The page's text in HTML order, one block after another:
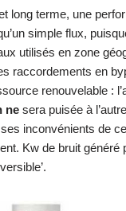
long terme, une
simple flux,
utilisés en zone
raccordements en
renouvelable :
ne sera puisée à
inconvénients de
Kw de bruit généré